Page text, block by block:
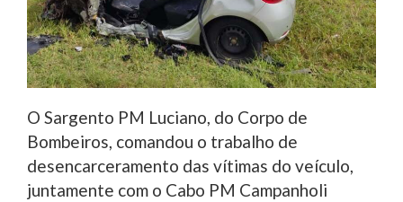
O Sargento PM Luciano, do Corpo de
Bombeiros, comandou o trabalho de
desencarceramento das vítimas do veículo,
juntamente com o Cabo PM Campanholi